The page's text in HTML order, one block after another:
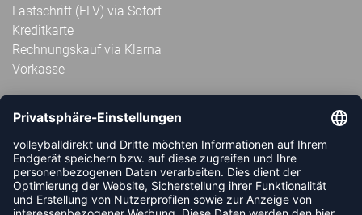
Lastschrift (ELV) via Sofort
Kreditkarte
Rechnungskauf via Klarna
Vorkasse
ABONNIERE JETZT DEN KOSTENLOSEN
VOLLEYBALLDIREKT-NEWSLETTER UND VERPASSE KEINE
NEUIGKEIT ODER AKTION MEHR.
JETZT ANMELDEN